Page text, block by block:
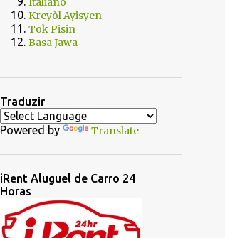
Kreyòl Ayisyen
Tok Pisin
Basa Jawa
Traduzir
Powered by Translate
iRent Aluguel de Carro 24
Horas